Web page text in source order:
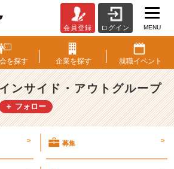
O
G
っ
て
ナ
ニ？】
を
会員登録 ログイン MENU
を探す 企業を探す 就職イベント
インサイド・アウトグループ
＋ フォロー
> 募集 >